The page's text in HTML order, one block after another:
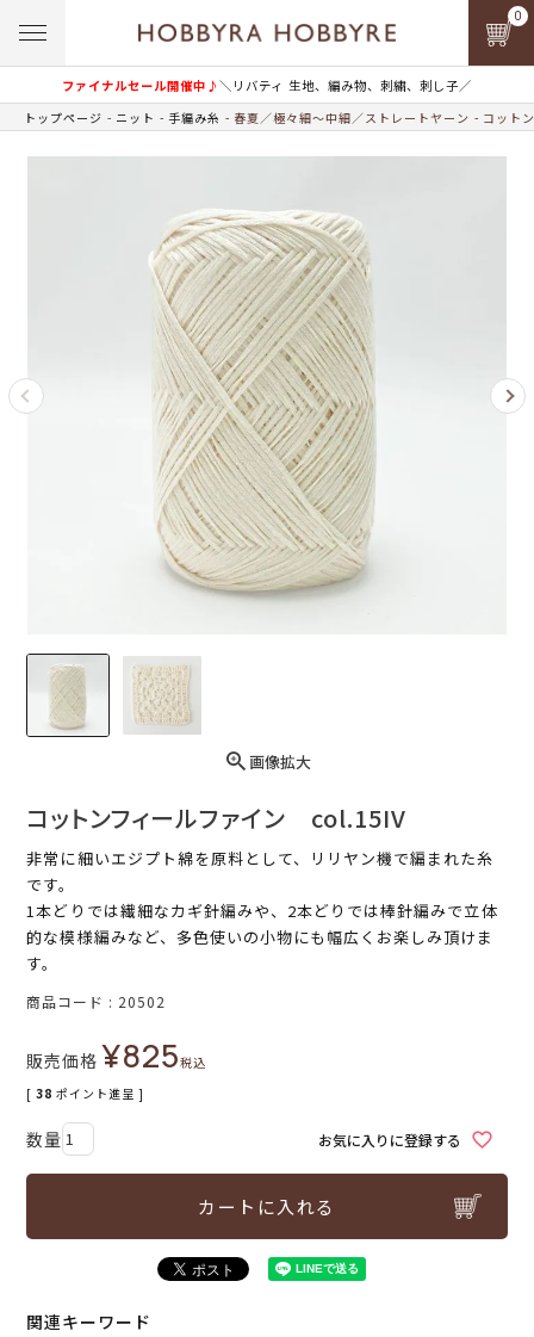
ファイナルセール開催中♪＼リバティ 生地、編み物、刺繍、刺し子／
0
トップページ ニット 手編み糸 春夏／極々細～中細／ストレートヤーン コット
画像拡大
コットンフィールファイン col.15IV
非常に細いエジプト綿を原料として、リリヤン機で編まれた糸
です。
1本どりでは繊細なカギ針編みや、2本どりでは棒針編みで立体
的な模様編みなど、多色使いの小物にも幅広くお楽しみ頂けま
す。
商品コード 20502
販売価格 ¥825税込
[ 38 ポイント進呈 ]
お気に入りに登録する
カートに入れる
関連キーワード